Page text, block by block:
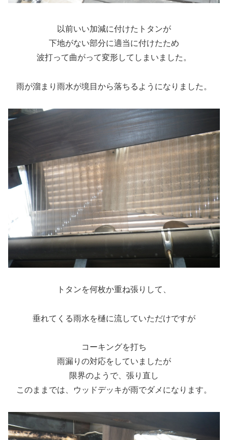
以前いい加減に付けたトタンが
下地がない部分に適当に付けたため
波打って曲がって変形してしまいました。
雨が溜まり雨水が境目から落ちるようになりました。
トタンを何枚か重ね張りして、
垂れてくる雨水を樋に流していただけですが
コーキングを打ち
雨漏りの対応をしていましたが
限界のようで、張り直し
このままでは、ウッドデッキが雨でダメになります。